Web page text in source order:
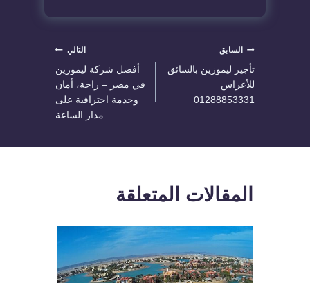
تصفّح
المقالات
السابق
تأجير ليموزين بالسائق
للأعراس
01288853331
التالي
أفضل شركة ليموزين
في مصر – راحة، أمان
وخدمة احترافية على
مدار الساعة
المقالات المتعلقة